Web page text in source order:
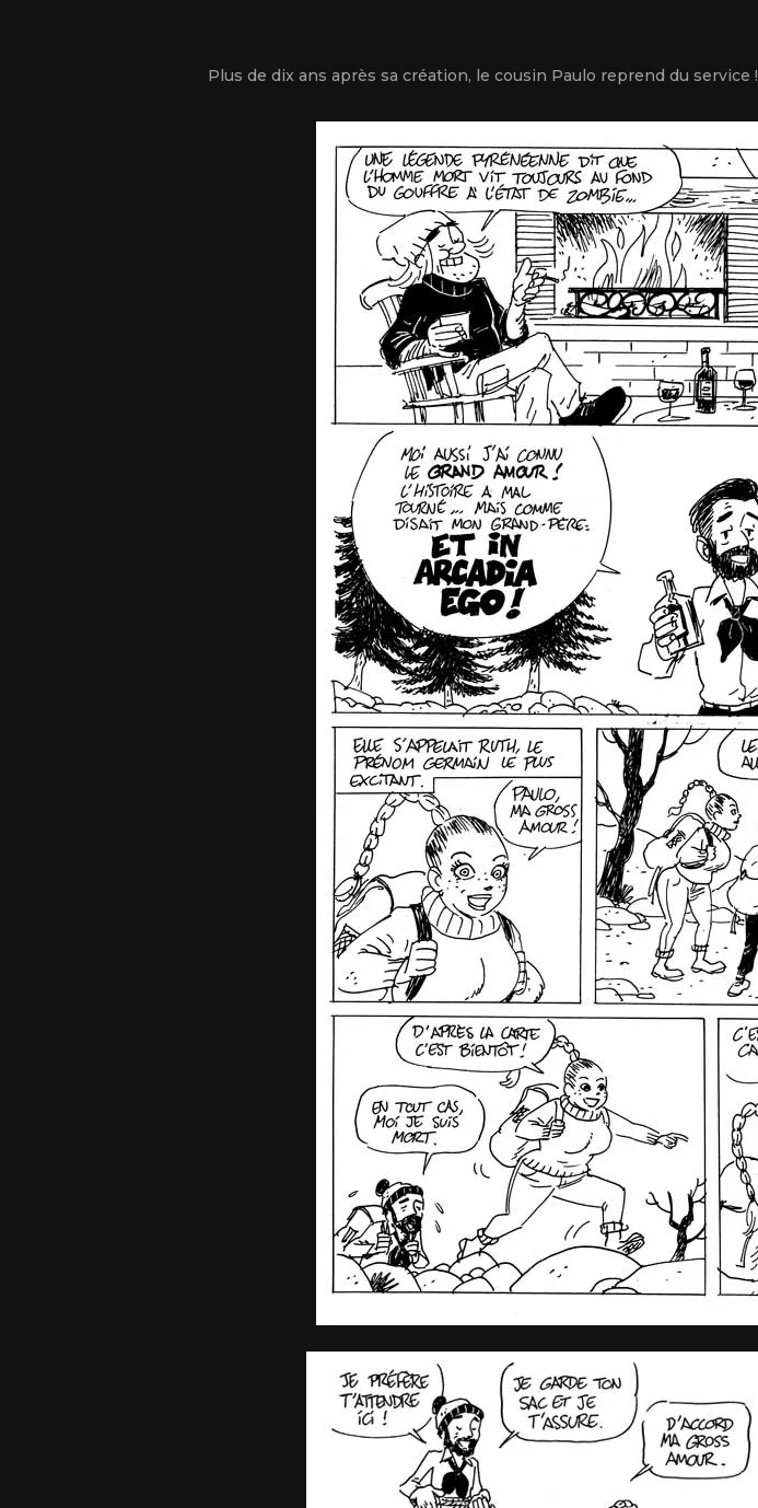
Plus de dix ans après sa création, le cousin Paulo reprend du service !